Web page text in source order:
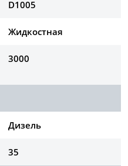
D1005
Жидкостная
3000
Дизель
35